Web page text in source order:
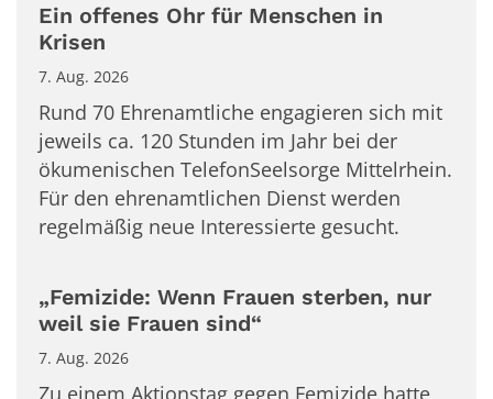
Ein offenes Ohr für Menschen in
Krisen
7. Aug. 2026
Rund 70 Ehrenamtliche engagieren sich mit
jeweils ca. 120 Stunden im Jahr bei der
ökumenischen TelefonSeelsorge Mittelrhein.
Für den ehrenamtlichen Dienst werden
regelmäßig neue Interessierte gesucht.
„Femizide: Wenn Frauen sterben, nur
weil sie Frauen sind“
7. Aug. 2026